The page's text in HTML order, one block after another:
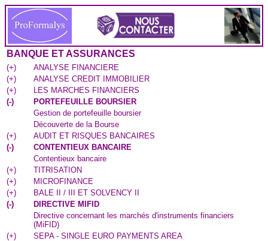
BANQUE ET ASSURANCES
(+)
ANALYSE FINANCIERE
(+)
ANALYSE CREDIT IMMOBILIER
(+)
LES MARCHES FINANCIERS
(-)
PORTEFEUILLE BOURSIER
Gestion de portefeuille boursier
Découverte de la Bourse
(+)
AUDIT ET RISQUES BANCAIRES
(-)
CONTENTIEUX BANCAIRE
Contentieux bancaire
(+)
TITRISATION
(+)
MICROFINANCE
(+)
BALE II / III ET SOLVENCY II
(-)
DIRECTIVE MIFID
Directive concernant les marchés d'instruments financiers
(MiFID)
(+)
SEPA - SINGLE EURO PAYMENTS AREA